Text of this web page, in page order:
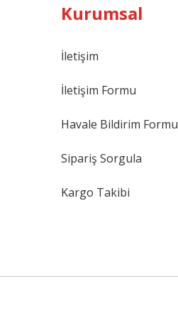
Kurumsal
İletişim
İletişim Formu
Havale Bildirim Formu
Sipariş Sorgula
Kargo Takibi